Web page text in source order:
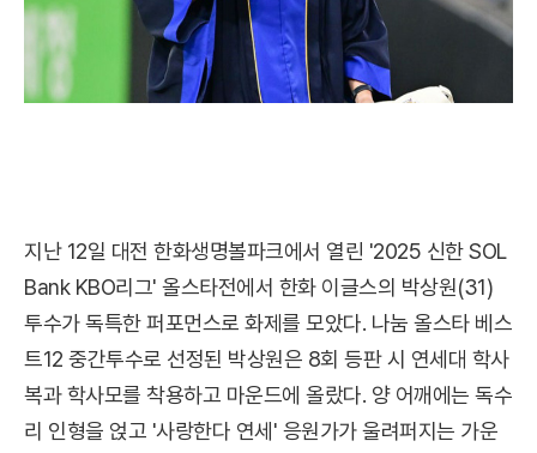
지난 12일 대전 한화생명볼파크에서 열린 '2025 신한 SOL
Bank KBO리그' 올스타전에서 한화 이글스의 박상원(31)
투수가 독특한 퍼포먼스로 화제를 모았다. 나눔 올스타 베스
트12 중간투수로 선정된 박상원은 8회 등판 시 연세대 학사
복과 학사모를 착용하고 마운드에 올랐다. 양 어깨에는 독수
리 인형을 얹고 '사랑한다 연세' 응원가가 울려퍼지는 가운